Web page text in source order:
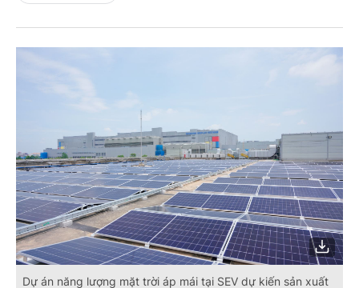
Dự án năng lượng mặt trời áp mái tại SEV dự kiến sản xuất